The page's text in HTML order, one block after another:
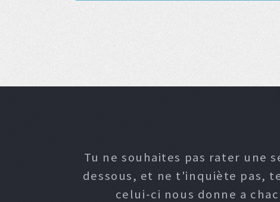
Tu ne souhaites pas rater une
dessous, et ne t'inquiète pas,
celui-ci nous donne a